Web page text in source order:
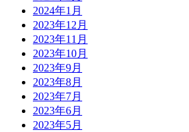
2024年1月
2023年12月
2023年11月
2023年10月
2023年9月
2023年8月
2023年7月
2023年6月
2023年5月